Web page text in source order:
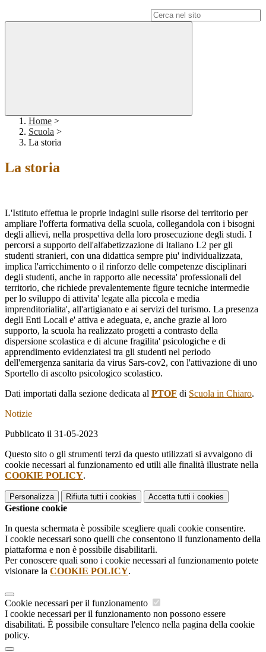
Home >
Scuola >
La storia
La storia
L'Istituto effettua le proprie indagini sulle risorse del territorio per
ampliare l'offerta formativa della scuola, collegandola con i bisogni
degli allievi, nella prospettiva della loro prosecuzione degli studi. I
percorsi a supporto dell'alfabetizzazione di Italiano L2 per gli
studenti stranieri, con una didattica sempre piu' individualizzata,
implica l'arricchimento o il rinforzo delle competenze disciplinari
degli studenti, anche in rapporto alle necessita' professionali del
territorio, che richiede prevalentemente figure tecniche intermedie
per lo sviluppo di attivita' legate alla piccola e media
imprenditorialita', all'artigianato e ai servizi del turismo. La presenza
degli Enti Locali e' attiva e adeguata, e, anche grazie al loro
supporto, la scuola ha realizzato progetti a contrasto della
dispersione scolastica e di alcune fragilita' psicologiche e di
apprendimento evidenziatesi tra gli studenti nel periodo
dell'emergenza sanitaria da virus Sars-cov2, con l'attivazione di uno
Sportello di ascolto psicologico scolastico.
Dati importati dalla sezione dedicata al PTOF di Scuola in Chiaro.
Notizie
Pubblicato il 31-05-2023
Questo sito o gli strumenti terzi da questo utilizzati si avvalgono di
cookie necessari al funzionamento ed utili alle finalità illustrate nella
COOKIE POLICY.
Personalizza Rifiuta tutti i cookies Accetta tutti i cookies
Gestione cookie
In questa schermata è possibile scegliere quali cookie consentire.
I cookie necessari sono quelli che consentono il funzionamento della
piattaforma e non è possibile disabilitarli.
Per conoscere quali sono i cookie necessari al funzionamento potete
visionare la COOKIE POLICY.
Cookie necessari per il funzionamento
I cookie necessari per il funzionamento non possono essere
disabilitati. È possibile consultare l'elenco nella pagina della cookie
policy.